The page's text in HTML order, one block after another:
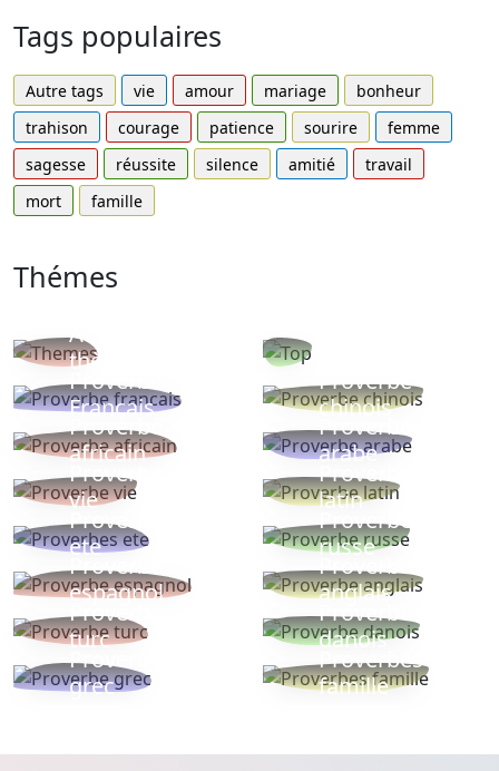
Tags populaires
Autre tags vie amour mariage
bonheur
trahison
courage patience sourire
femme
sagesse
réussite silence amitié
travail
mort
famille
Thémes
Autres
thèmes
Proverbe
Français
Proverbe
chinois
Proverbe
africain
Proverbe
arabe
Proverbe
vie
Proverbe
latin
Proverbes
ete
Proverbe
russe
Proverbe
espagnol
Proverbe
anglais
Proverbe
turc
Proverbe
danois
Proverbe
grec
Proverbes
famille